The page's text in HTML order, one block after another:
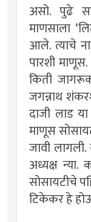
असो. पुढे
माणसाला
आले. त्याचे
पारशी
किती
जगन्नाथ
दाजी लाड
माणूस
जावी
अध्यक्ष
सोसायटीचे
टिकेकर हे